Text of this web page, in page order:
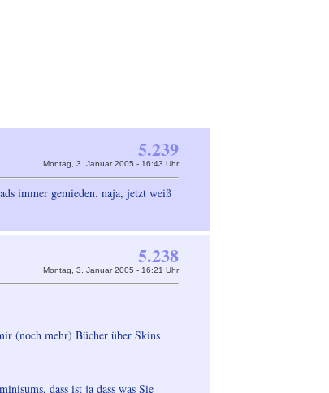
5.239
Montag, 3. Januar 2005 - 16:43 Uhr
immer gemieden. naja, jetzt weiß
5.238
Montag, 3. Januar 2005 - 16:21 Uhr
(noch mehr) Bücher über Skins
dass ist ja dass was Sie